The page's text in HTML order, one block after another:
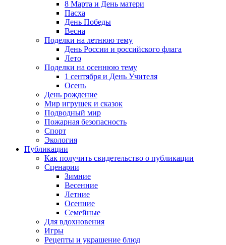
8 Марта и День матери
Пасха
День Победы
Весна
Поделки на летнюю тему
День России и российского флага
Лето
Поделки на осеннюю тему
1 сентября и День Учителя
Осень
День рождение
Мир игрушек и сказок
Подводный мир
Пожарная безопасность
Спорт
Экология
Публикации
Как получить свидетельство о публикации
Сценарии
Зимние
Весенние
Летние
Осенние
Семейные
Для вдохновения
Игры
Рецепты и украшение блюд